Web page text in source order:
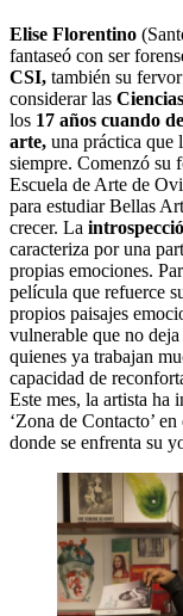
Elise Florentino
fantaseó con ser
CSI, también su
considerar las
los 17 años cuando
arte, una práctica que
siempre. Comenzó su
Escuela de Arte de
para estudiar Bellas
crecer. La
caracteriza por una
propias emociones.
película que refuerce
propios paisajes
vulnerable que no
quienes ya trabajan
capacidad de
Este mes, la artista ha
‘Zona de Contacto’
donde se enfrenta su